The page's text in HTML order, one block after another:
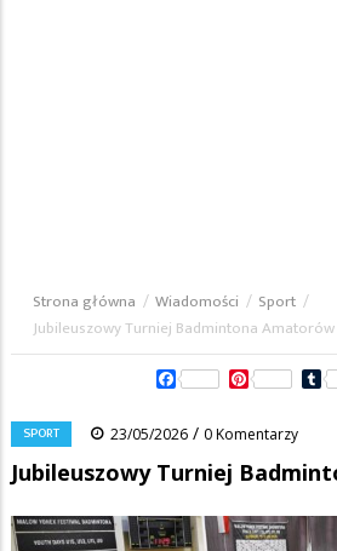
Ścieżka
nawigacyjna
Strona główna / Wiadomości / Sport /
Jubileuszowy Turniej Badmintona Amatorów
FacebookPinterest
SPORT 23/05/2026 / 0 Komentarzy
Jubileuszowy Turniej